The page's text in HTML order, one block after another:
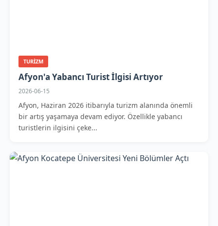
TURIZM
Afyon'a Yabancı Turist İlgisi Artıyor
2026-06-15
Afyon, Haziran 2026 itibarıyla turizm alanında önemli
bir artış yaşamaya devam ediyor. Özellikle yabancı
turistlerin ilgisini çeke...